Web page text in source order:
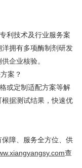
利技术及行业服务案
拥有多项酶制剂研发
企业核验。
案？
或定制适配方案等解
据测试结果，快速优
障、服务全方位、供
查